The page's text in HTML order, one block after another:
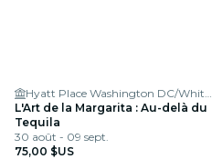
Hyatt Place Washington DC/White House
L'Art de la Margarita : Au-delà du
Tequila
30 août - 09 sept.
75,00 $US